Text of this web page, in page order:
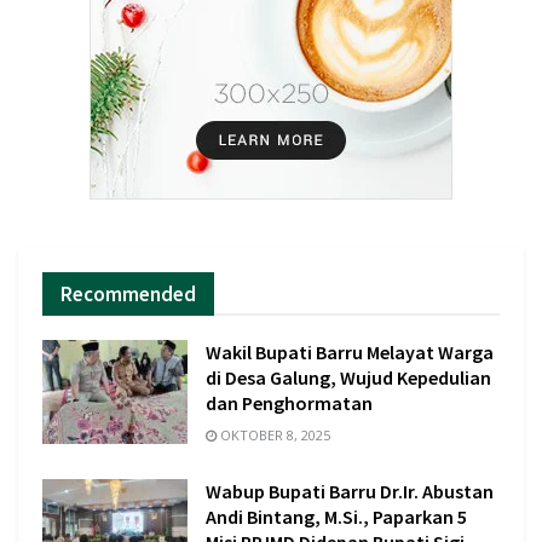
Recommended
Wakil Bupati Barru Melayat Warga
di Desa Galung, Wujud Kepedulian
dan Penghormatan
OKTOBER 8, 2025
Wabup Bupati Barru Dr.Ir. Abustan
Andi Bintang, M.Si., Paparkan 5